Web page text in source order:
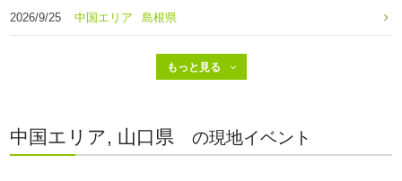
2026/9/25 中国エリア 島根県
中国エリア, 山口県 の現地イベント